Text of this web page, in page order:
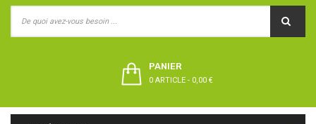
PANIER
0 ARTICLE - 0,00 €